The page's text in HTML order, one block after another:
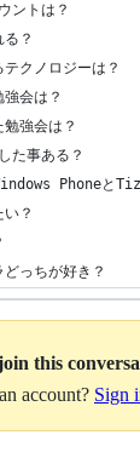
ントは？
る？
テクノロジーは？
強会は？
勉強会は？
た事ある？
Phoneと
い？
どっちが好き？
this
account? Sign